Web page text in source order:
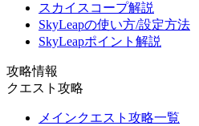
スカイスコープ解説
SkyLeapの使い方/設定方法
SkyLeapポイント解説
攻略情報
クエスト攻略
メインクエスト攻略一覧